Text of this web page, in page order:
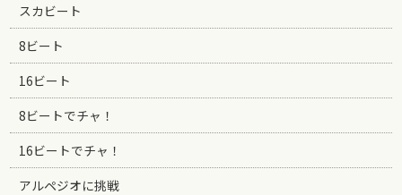
スカビート
8ビート
16ビート
8ビートでチャ！
16ビートでチャ！
アルペジオに挑戦